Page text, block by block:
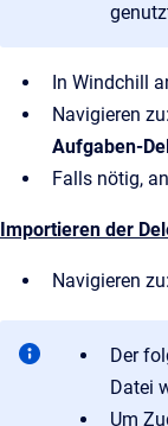
In Windchill
Navigieren zu:
Aufgaben-
Falls nötig,
Importieren der
Navigieren zu:
Der
Datei
Um